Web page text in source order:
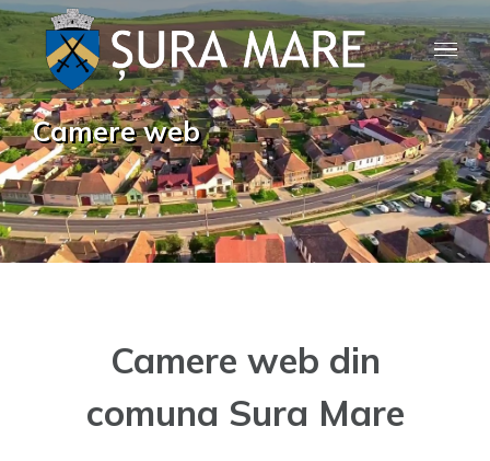
Camere web
Camere web din
comuna Sura Mare